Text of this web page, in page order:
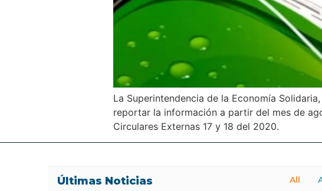
La Superintendencia de la Economía
reportar la información a partir del mes de
Circulares Externas 17 y 18 del 2020.
Últimas Noticias All